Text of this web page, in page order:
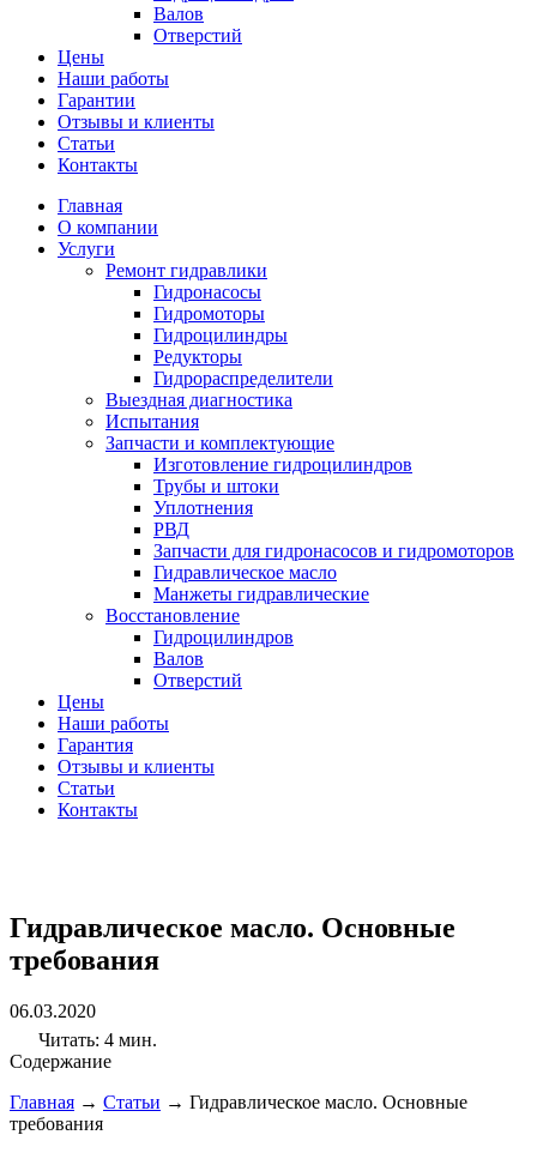
Валов
Отверстий
Цены
Наши работы
Гарантии
Отзывы и клиенты
Статьи
Контакты
Главная
О компании
Услуги
Ремонт гидравлики
Гидронасосы
Гидромоторы
Гидроцилиндры
Редукторы
Гидрораспределители
Выездная диагностика
Испытания
Запчасти и комплектующие
Изготовление гидроцилиндров
Трубы и штоки
Уплотнения
РВД
Запчасти для гидронасосов и гидромоторов
Гидравлическое масло
Манжеты гидравлические
Восстановление
Гидроцилиндров
Валов
Отверстий
Цены
Наши работы
Гарантия
Отзывы и клиенты
Статьи
Контакты
Гидравлическое масло. Основные
требования
06.03.2020
Читать: 4 мин.
Содержание
Главная → Статьи → Гидравлическое масло. Основные
требования